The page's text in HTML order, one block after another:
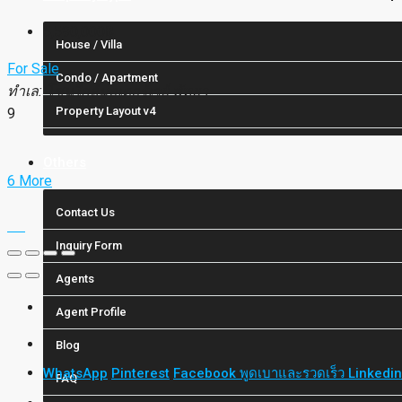
House / Villa
Condo / Apartment
Property Layout v4
Contact Us
Inquiry Form
Agents
Agent Profile
Blog
FAQ
For Sale
ทำเล: โซนใกล้มอเตอร์เวย์ พัทยา
9
6 More
WhatsApp Pinterest Facebook พูดเบาและรวดเร็ว Linkedin